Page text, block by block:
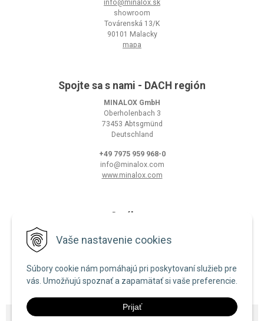
Vaše nastavenie cookies
Súbory cookie nám pomáhajú pri poskytovaní služieb pre
vás. Umožňujú spoznať a zapamätať si vaše preferencie.
Prijať
info@minalox.sk
showroom
Továrenská 13/K
90101 Malacky
mapa
Spojte sa s nami - DACH región
MINALOX GmbH
Oberholenbach 3
73453 Abtsgmünd
Deutschland
+49 7975 959 968-0
info@minalox.com
www.minalox.com
O nákupe
Zásady používania cookies